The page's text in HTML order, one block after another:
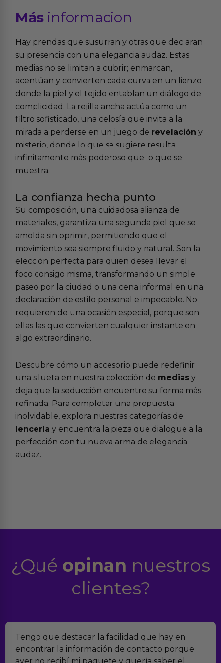
Más informacion
Hay prendas que susurran y otras que declaran
su presencia con una elegancia audaz. Estas
medias no se limitan a cubrir; enmarcan,
acentúan y convierten cada curva en un lienzo
donde la piel y el tejido entablan un diálogo de
complicidad. La rejilla ancha actúa como un
filtro sofisticado, una celosía que invita a la
mirada a perderse en un juego de revelación y
misterio, donde lo que se sugiere resulta
infinitamente más poderoso que lo que se
muestra.
La confianza hecha punto
Su composición, una cuidadosa alianza de
materiales, garantiza una segunda piel que se
amolda sin oprimir, permitiendo que el
movimiento sea siempre fluido y natural. Son la
elección perfecta para quien desea llevar el
foco consigo misma, transformando un simple
paseo por la ciudad o una cena informal en una
declaración de estilo personal e impecable. No
requieren de una ocasión especial, porque son
ellas las que convierten cualquier instante en
algo extraordinario.
Descubre cómo un accesorio puede redefinir
una silueta en nuestra colección de medias y
deja que la seducción encuentre su forma más
refinada. Para completar una propuesta
inolvidable, explora nuestras categorías de
lencería y encuentra la pieza que dialogue a la
perfección con tu nueva arma de elegancia
audaz.
¿Qué opinan nuestros
clientes?
Tengo que destacar la facilidad que hay en
encontrar la información de contacto porque
ayer no recibí mi paquete y quería saber el